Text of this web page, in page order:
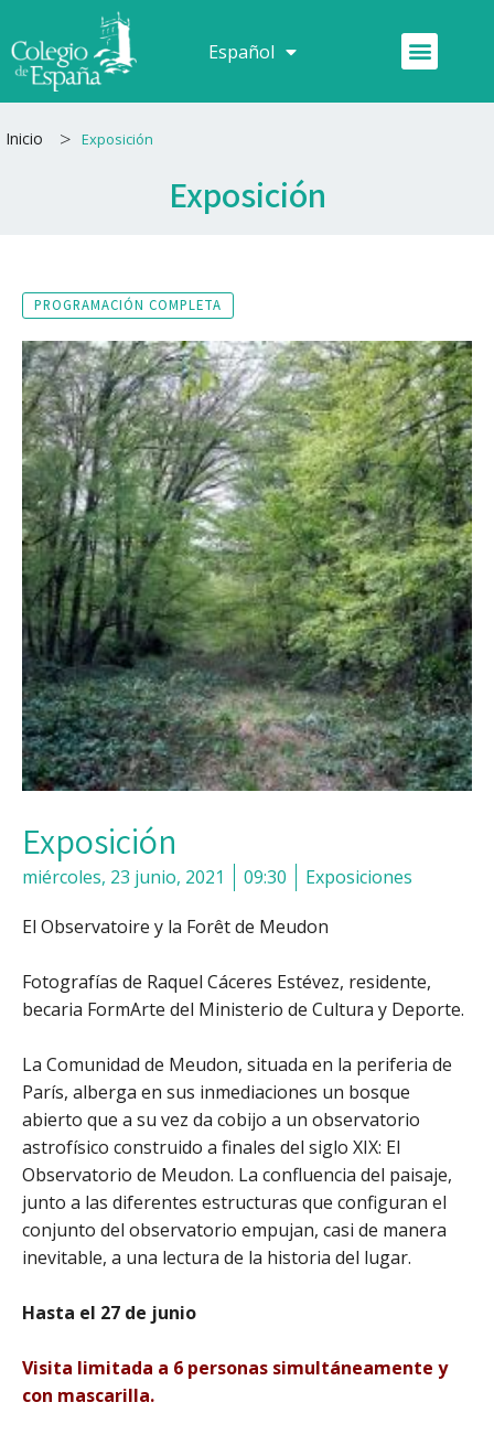
al
contenido
Español
Français Menú
Inicio > Exposición
Exposición
PROGRAMACIÓN COMPLETA
Exposición
miércoles, 23 junio, 2021 09:30 Exposiciones
El Observatoire y la Forêt de Meudon
Fotografías de Raquel Cáceres Estévez, residente,
becaria FormArte del Ministerio de Cultura y Deporte.
La Comunidad de Meudon, situada en la periferia de
París, alberga en sus inmediaciones un bosque
abierto que a su vez da cobijo a un observatorio
astrofísico construido a finales del siglo XIX: El
Observatorio de Meudon. La confluencia del paisaje,
junto a las diferentes estructuras que configuran el
conjunto del observatorio empujan, casi de manera
inevitable, a una lectura de la historia del lugar.
Hasta el 27 de junio
Visita limitada a 6 personas simultáneamente y
con mascarilla.